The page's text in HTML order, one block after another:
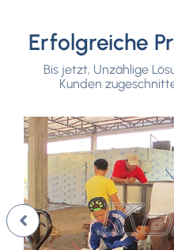
Erfolgreiche
Bis jetzt, Unzählige
Kunden